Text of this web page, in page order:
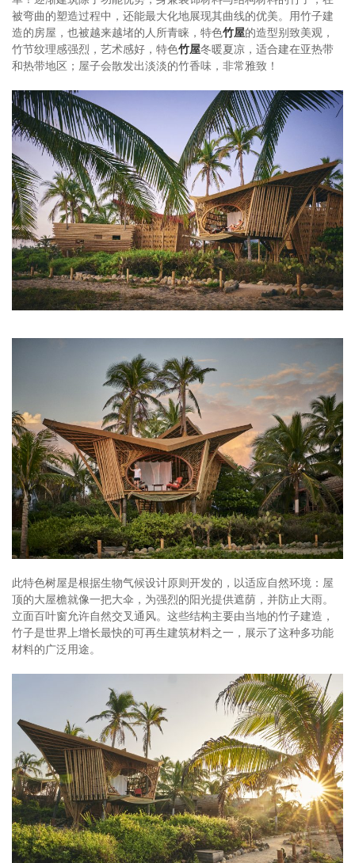
被弯曲的塑造过程中，还能最大化地展现其曲线的优美。用竹子建
造的房屋，也被越来越堵的人所青睐，特色竹屋的造型别致美观，
竹节纹理感强烈，艺术感好，特色竹屋冬暖夏凉，适合建在亚热带
和热带地区；屋子会散发出淡淡的竹香味，非常雅致！
此特色树屋是根据生物气候设计原则开发的，以适应自然环境：屋
顶的大屋檐就像一把大伞，为强烈的阳光提供遮荫，并防止大雨。
立面百叶窗允许自然交叉通风。这些结构主要由当地的竹子建造，
竹子是世界上增长最快的可再生建筑材料之一，展示了这种多功能
材料的广泛用途。